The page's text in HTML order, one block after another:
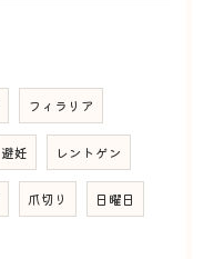
フィラリア
避妊 レントゲン
爪切り 日曜日